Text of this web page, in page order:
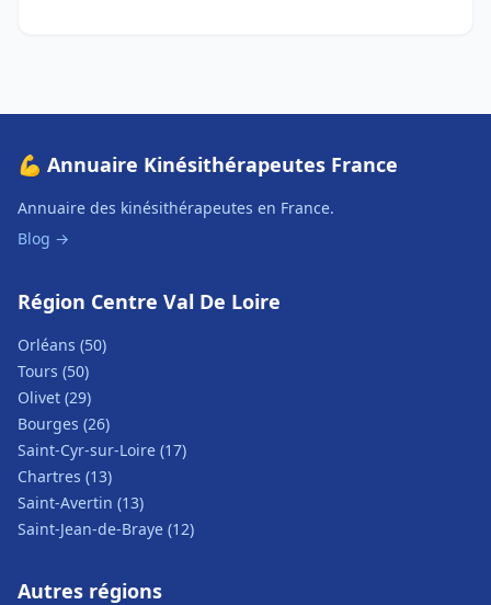
💪 Annuaire Kinésithérapeutes France
Annuaire des kinésithérapeutes en France.
Blog →
Région Centre Val De Loire
Orléans (50)
Tours (50)
Olivet (29)
Bourges (26)
Saint-Cyr-sur-Loire (17)
Chartres (13)
Saint-Avertin (13)
Saint-Jean-de-Braye (12)
Autres régions